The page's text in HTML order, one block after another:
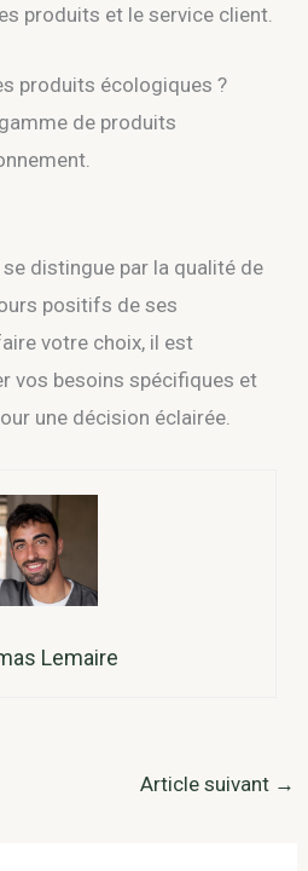
produits et le service client.
produits écologiques ?
de produits
distingue par la qualité de
positifs de ses
votre choix, il est
vos besoins spécifiques et
une décision éclairée.
Lemaire
Article suivant →